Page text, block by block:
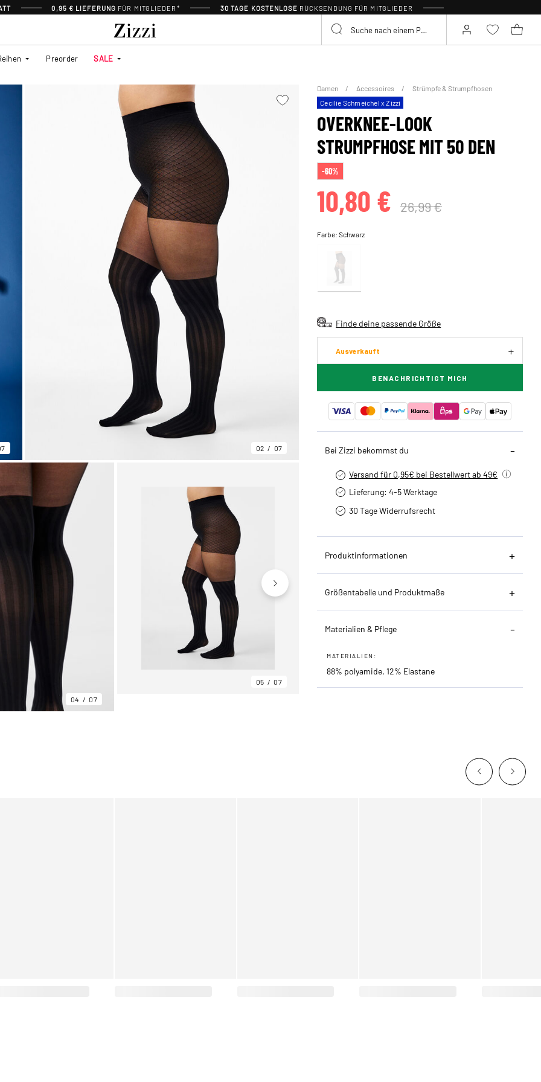
0,95 € LIEFERUNG FÜR MITGLIEDER* 30 TAGE KOSTENLOSE RÜCKSENDUNG FÜR MITGLIEDER
Preorder SALE
02 07
04 07
05 07
Damen Accessoires
Strümpfe & Strumpfhosen
Cecilie Schmeichel x Zizzi
OVERKNEE-LOOK
STRUMPFHOSE MIT 50 DEN
-60%
10,80 € 26,99 €
Farbe:Schwarz
Finde deine passende Größe
Ausverkauft
BENACHRICHTIGT MICH
Bei Zizzi bekommst du
Versand für 0,95€ bei Bestellwert ab 49€
Lieferung: 4-5 Werktage
30 Tage Widerrufsrecht
Produktinformationen
Größentabelle und Produktmaße
Materialien & Pflege
MATERIALIEN:
88% polyamide, 12% Elastane